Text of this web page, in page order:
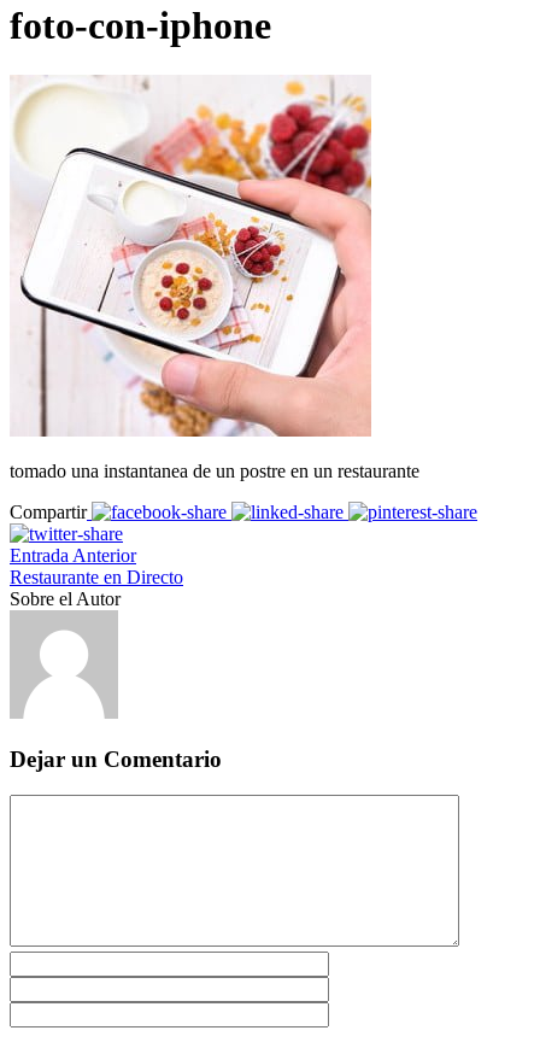
foto-con-iphone
tomado una instantanea de un postre en un restaurante
Compartir
Entrada Anterior
Restaurante en Directo
Sobre el Autor
Dejar un Comentario